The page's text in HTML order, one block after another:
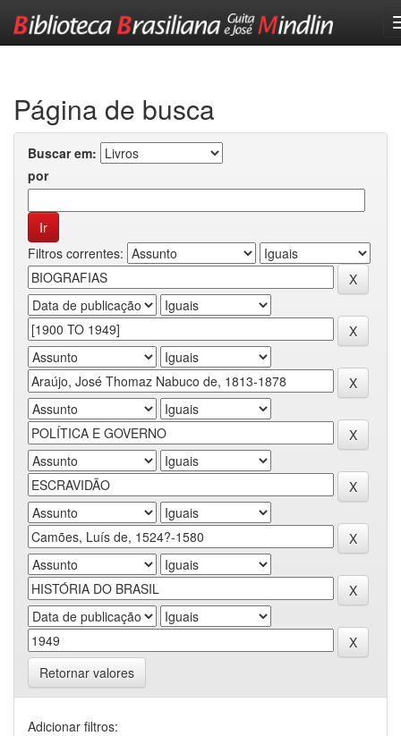
Página de busca
Buscar em:
por
Filtros correntes:
Retornar valores
Adicionar filtros: